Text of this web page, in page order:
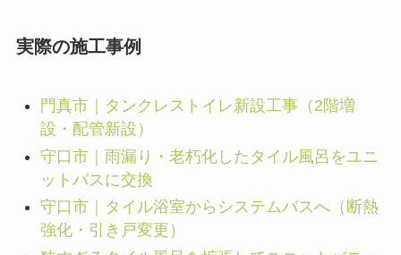
実際の施工事例
門真市｜タンクレストイレ新設工事（2階増
設・配管新設）
守口市｜雨漏り・老朽化したタイル風呂をユニ
ットバスに交換
守口市｜タイル浴室からシステムバスへ（断熱
強化・引き戸変更）